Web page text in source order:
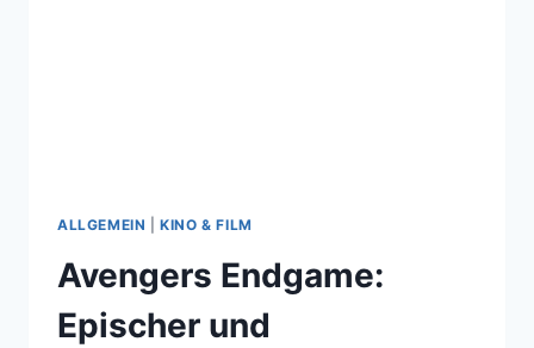
ALLGEMEIN |KINO & FILM
Avengers Endgame:
Epischer und